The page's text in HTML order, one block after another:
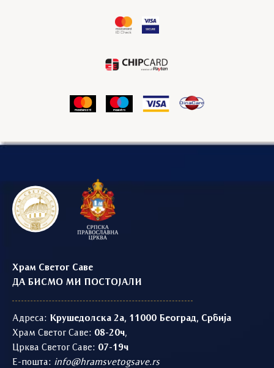
Храм Светог Саве
ДА БИСМО МИ ПОСТОЈАЛИ
Адреса: Крушедолска 2а, 11000 Београд, Србија
Храм Светог Саве: 08-20ч,
Црква Светог Саве: 07-19ч
Е-пошта: info@hramsvetogsave.rs